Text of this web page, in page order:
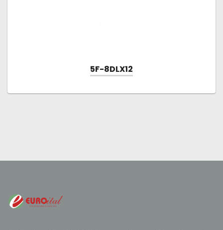
5F-8DLX12